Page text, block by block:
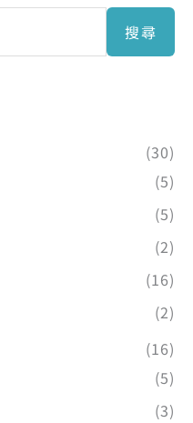
搜尋
(30)
(5)
(5)
(2)
(16)
(2)
(16)
(5)
(3)